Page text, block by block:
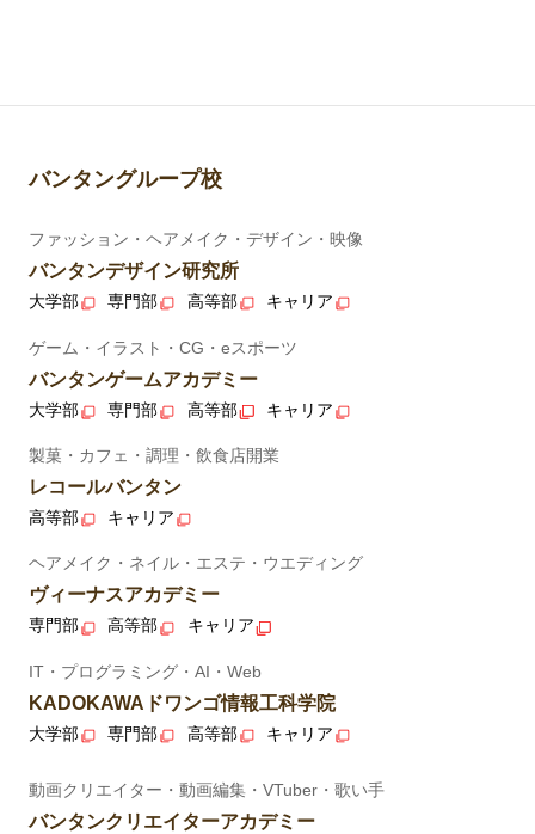
バンタングループ校
ファッション・ヘアメイク・デザイン・映像
バンタンデザイン研究所
大学部 専門部 高等部 キャリア
ゲーム・イラスト・CG・eスポーツ
バンタンゲームアカデミー
大学部 専門部 高等部 キャリア
製菓・カフェ・調理・飲食店開業
レコールバンタン
高等部 キャリア
ヘアメイク・ネイル・エステ・ウエディング
ヴィーナスアカデミー
専門部 高等部 キャリア
IT・プログラミング・AI・Web
KADOKAWAドワンゴ情報工科学院
大学部 専門部 高等部 キャリア
動画クリエイター・動画編集・VTuber・歌い手
バンタンクリエイターアカデミー